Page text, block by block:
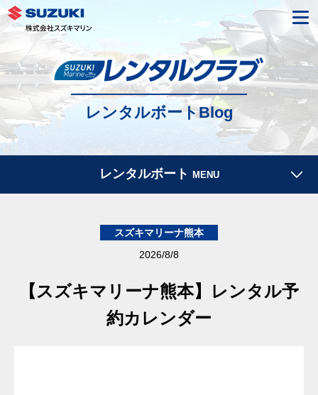
レンタルボートBlog
レンタルボート MENU
スズキマリーナ熊本
2026/8/8
【スズキマリーナ熊本】レンタル予
約カレンダー